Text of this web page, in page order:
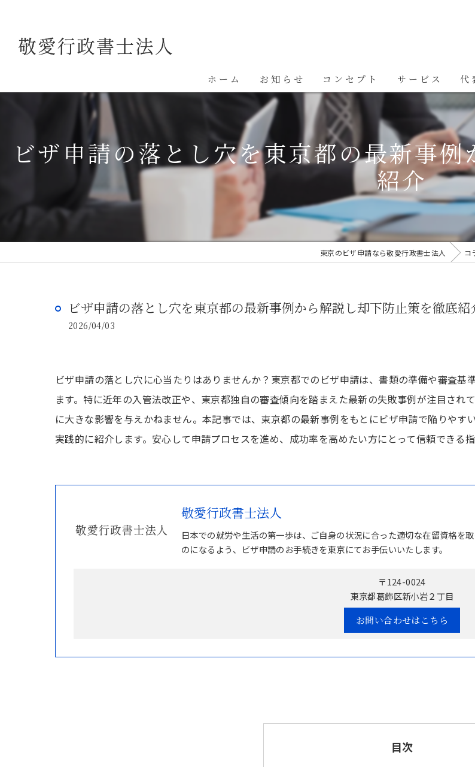
ホーム お知らせ コンセプト サービス 代
ビザ申請の落とし穴を東京都の最新事
紹介
東京のビザ申請なら敬愛行政書士法人 コ
ビザ申請の落とし穴を東京都の最新事例から解説し却下防止策を徹底紹
2026/04/03
ビザ申請の落とし穴に心当たりはありませんか？東京都でのビザ申請は、書類の準備や審査
ます。特に近年の入管法改正や、東京都独自の審査傾向を踏まえた最新の失敗事例が注目さ
に大きな影響を与えかねません。本記事では、東京都の最新事例をもとにビザ申請で陥りやす
実践的に紹介します。安心して申請プロセスを進め、成功率を高めたい方にとって信頼できる指
敬愛行政書士法人
日本での就労や生活の第一歩は、ご自身の状況に合った適切な在留資格を
のになるよう、ビザ申請のお手続きを東京にてお手伝いいたします。
〒124-0024
東京都葛飾区新小岩２丁目
お問い合わせはこちら
目次